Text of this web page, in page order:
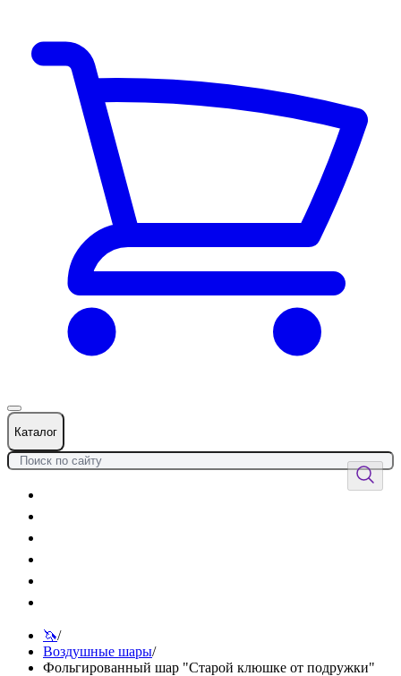
Каталог
🦄/
Воздушные шары/
Фольгированный шар "Старой клюшке от подружки"